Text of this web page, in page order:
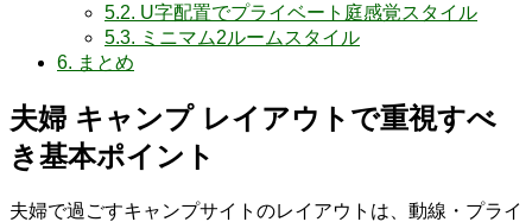
5.2. U字配置でプライベート庭感覚スタイル
5.3. ミニマム2ルームスタイル
6. まとめ
夫婦 キャンプ レイアウトで重視すべ
き基本ポイント
夫婦で過ごすキャンプサイトのレイアウトは、動線・プライ